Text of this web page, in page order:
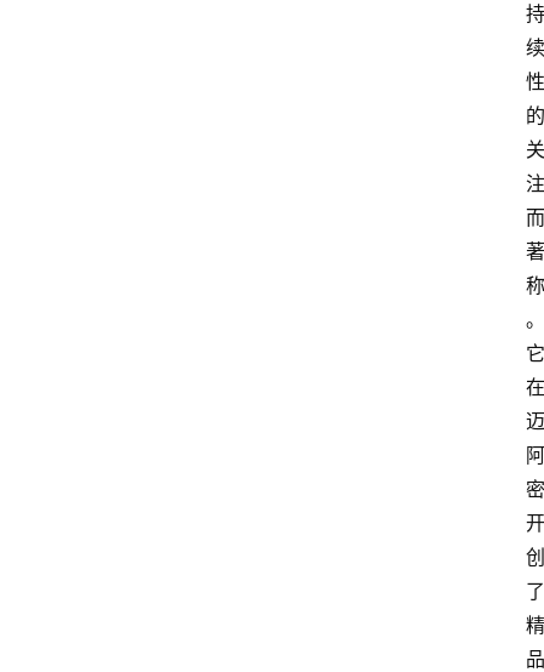
持
续
性
的
关
注
而
著
称
。
它
在
迈
阿
密
开
创
了
精
品